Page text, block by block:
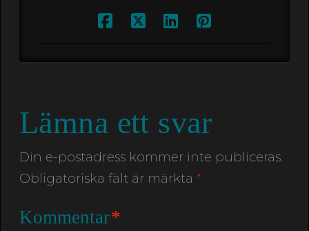
Lämna ett svar
Din e-postadress kommer inte publiceras.
Obligatoriska fält är märkta *
Kommentar*